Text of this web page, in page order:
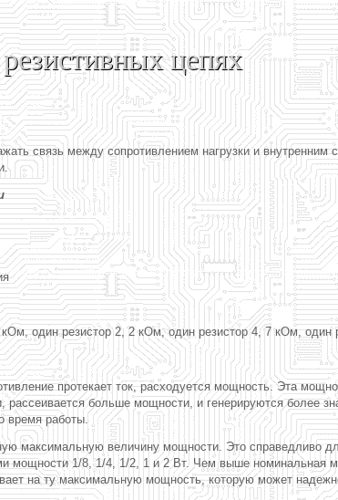
цепях
связь между сопротивлением нагрузки и внутренним
один резистор 2, 2 кОм, один резистор 4, 7 кОм, один
протекает ток, расходуется мощность. Эта
больше мощности, и генерируются более
время работы.
максимальную величину мощности. Это справедливо
мощности 1/8, 1/4, 1/2, 1 и 2 Вт. Чем выше номинальная
на ту максимальную мощность, которую может